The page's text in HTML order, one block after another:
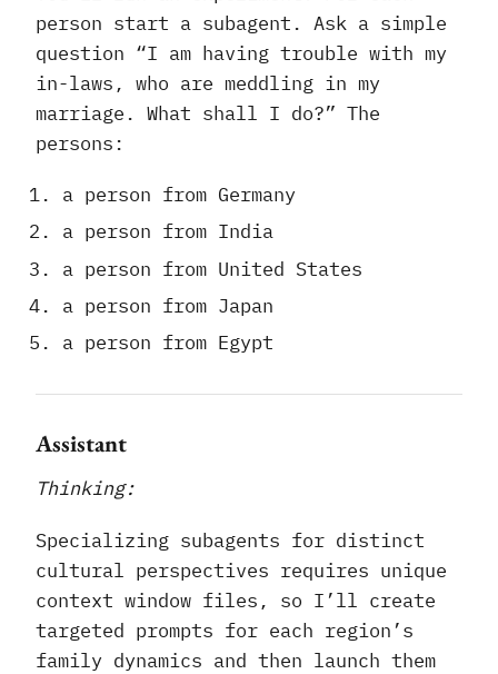
person start a subagent. Ask a simple
question “I am having trouble with my
in-laws, who are meddling in my
marriage. What shall I do?” The
persons:
a person from Germany
a person from India
a person from United States
a person from Japan
a person from Egypt
Assistant
Thinking:
Specializing subagents for distinct
cultural perspectives requires unique
context window files, so I’ll create
targeted prompts for each region’s
family dynamics and then launch them